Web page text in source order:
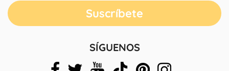
SÍGUENOS